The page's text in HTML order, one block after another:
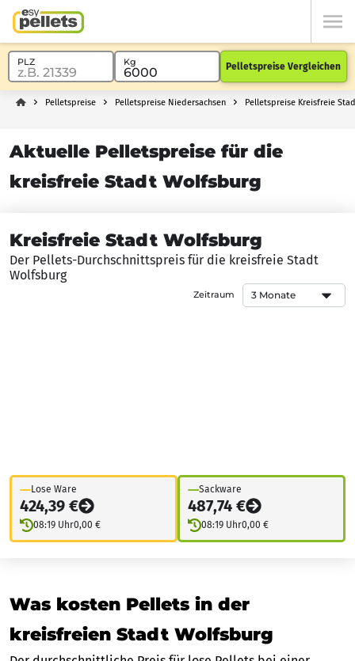
Pelletspreise Vergleichen
Pelletspreise Pelletspreise Niedersachsen Pelletspreise Kreisfreie
Aktuelle Pelletspreise für die
kreisfreie Stadt Wolfsburg
Kreisfreie Stadt Wolfsburg
Der Pellets-Durchschnittspreis für die kreisfreie Stadt
Wolfsburg
Zeitraum
Lose Ware
424,39 €
08:19 Uhr0,00 €
Sackware
487,74 €
08:19 Uhr0,00 €
Was kosten Pellets in der
kreisfreien Stadt Wolfsburg